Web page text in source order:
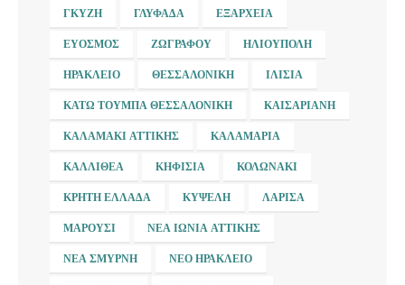
ΓΚΎΖΗ ΓΛΥΦΆΔΑ ΕΞΆΡΧΕΙΑ
ΕΎΟΣΜΟΣ ΖΩΓΡΆΦΟΥ ΗΛΙΟΎΠΟΛΗ
ΗΡΆΚΛΕΙΟ ΘΕΣΣΑΛΟΝΊΚΗ ΙΛΊΣΙΑ
ΚΆΤΩ ΤΟΎΜΠΑ ΘΕΣΣΑΛΟΝΊΚΗ ΚΑΙΣΑΡΙΑΝΉ
ΚΑΛΑΜΆΚΙ ΑΤΤΙΚΉΣ ΚΑΛΑΜΑΡΙΆ
ΚΑΛΛΙΘΈΑ ΚΗΦΙΣΙΆ ΚΟΛΩΝΆΚΙ
ΚΡΉΤΗ ΕΛΛΆΔΑ ΚΥΨΈΛΗ ΛΆΡΙΣΑ
ΜΑΡΟΎΣΙ ΝΈΑ ΙΩΝΊΑ ΑΤΤΙΚΉΣ
ΝΈΑ ΣΜΎΡΝΗ ΝΈΟ ΗΡΆΚΛΕΙΟ